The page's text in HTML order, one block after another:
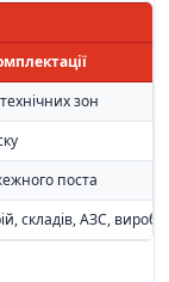
зон
поста
складів, АЗС,